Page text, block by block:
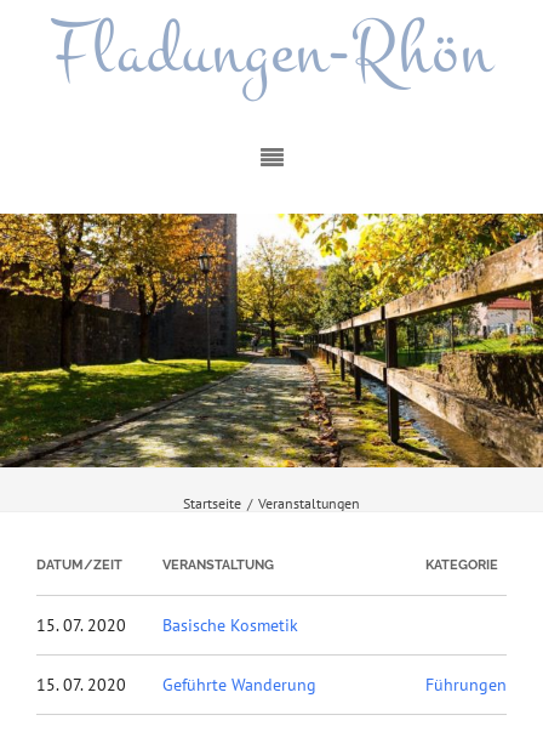
Fladungen-Rhön
Startseite / Veranstaltungen
DATUM/ZEIT VERANSTALTUNG KATEGORIE
15. 07. 2020 Basische Kosmetik
15. 07. 2020 Geführte Wanderung Führungen